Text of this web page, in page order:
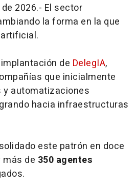
2026.- El sector
la forma en la que
de DelegIA,
que inicialmente
automatizaciones
hacia infraestructuras
este patrón en doce
de 350 agentes